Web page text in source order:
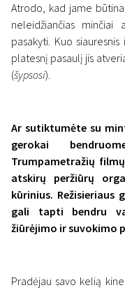
Atrodo, kad jame
neleidžiančias
pasakyti. Kuo
platesnį pasaulį jis
(šypsosi).
Ar sutiktumėte su
gerokai
Trumpametražių
atskirų peržiūrų
kūrinius. Režisieriaus
gali tapti bendru
žiūrėjimo ir suvokimo
Pradėjau savo kelią